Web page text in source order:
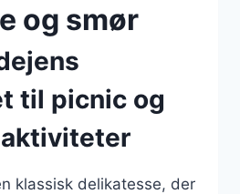
og smør
til picnic og
klassisk delikatesse, der